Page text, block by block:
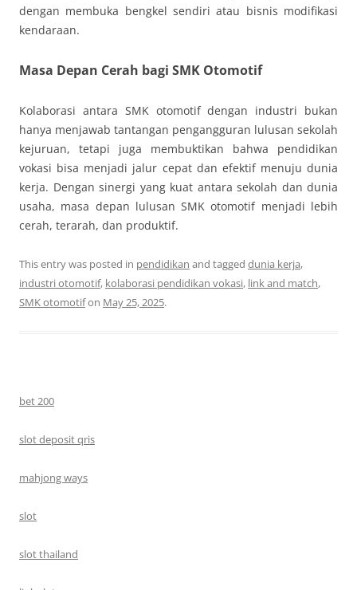
dengan membuka bengkel sendiri atau bisnis modifikasi
kendaraan.
Masa Depan Cerah bagi SMK Otomotif
Kolaborasi antara SMK otomotif dengan industri bukan
hanya menjawab tantangan pengangguran lulusan sekolah
kejuruan, tetapi juga membuktikan bahwa pendidikan
vokasi bisa menjadi jalur cepat dan efektif menuju dunia
kerja. Dengan sinergi yang kuat antara sekolah dan dunia
usaha, masa depan lulusan SMK otomotif menjadi lebih
cerah, terarah, dan produktif.
This entry was posted in pendidikan and tagged dunia kerja,
industri otomotif, kolaborasi pendidikan vokasi, link and match,
SMK otomotifon May 25, 2025.
bet 200
slot deposit qris
mahjong ways
slot
slot thailand